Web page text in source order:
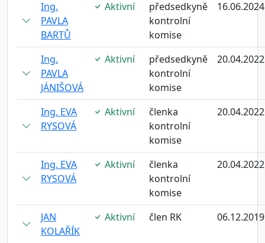
Ing.
PAVLA
BARTŮ
Aktivní
předsedkyně
kontrolní
komise
16.06.2024
Ing.
PAVLA
JÁNIŠOVÁ
Aktivní
předsedkyně
kontrolní
komise
20.04.2022
Ing. EVA
RYSOVÁ
Aktivní
členka
kontrolní
komise
20.04.2022
Ing. EVA
RYSOVÁ
Aktivní
členka
kontrolní
komise
20.04.2022
JAN
KOLAŘÍK
Aktivní člen RK 06.12.2019